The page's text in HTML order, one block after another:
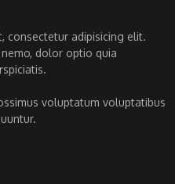
consectetur adipisicing elit.
dolor optio quia
voluptatum voluptatibus